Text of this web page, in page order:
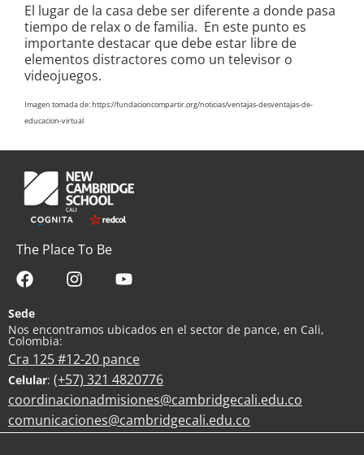
El lugar de la casa debe ser diferente a donde pasa
tiempo de relax o de familia. En este punto es
importante destacar que debe estar libre de
elementos distractores como un televisor o
videojuegos.
Imagen tomada de: https://fundacioncompartir.org/noticias/ventajas-desventajas-de-
educacion-virtual
The Place To Be
Sede
Nos encontramos ubicados en el sector de pance, en Cali,
Colombia:
Cra 125 #12-20 pance
Celular: (+57) 321 4820776
coordinacionadmisiones@cambridgecali.edu.co
comunicaciones@cambridgecali.edu.co